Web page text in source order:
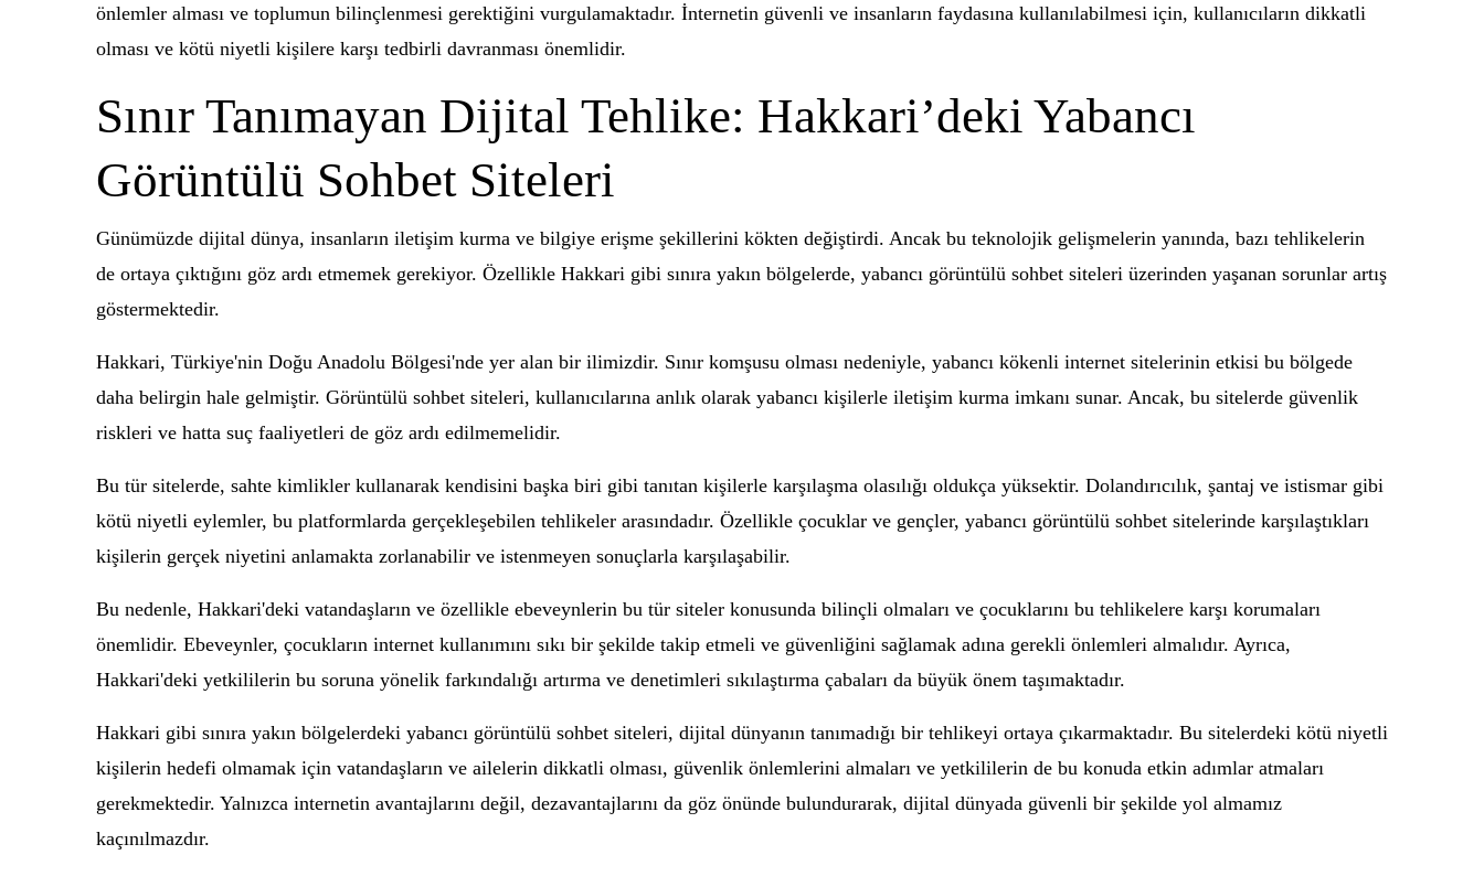
önlemler alması ve toplumun bilinçlenmesi gerektiğini vurgulamaktadır. İnternetin güvenli ve insanların faydasına kullanılabilmesi için, kullanıcıların dikkatli
olması ve kötü niyetli kişilere karşı tedbirli davranması önemlidir.
Sınır Tanımayan Dijital Tehlike: Hakkari’deki Yabancı
Görüntülü Sohbet Siteleri
Günümüzde dijital dünya, insanların iletişim kurma ve bilgiye erişme şekillerini kökten değiştirdi. Ancak bu teknolojik gelişmelerin yanında, bazı tehlikelerin
de ortaya çıktığını göz ardı etmemek gerekiyor. Özellikle Hakkari gibi sınıra yakın bölgelerde, yabancı görüntülü sohbet siteleri üzerinden yaşanan sorunlar artış
göstermektedir.
Hakkari, Türkiye'nin Doğu Anadolu Bölgesi'nde yer alan bir ilimizdir. Sınır komşusu olması nedeniyle, yabancı kökenli internet sitelerinin etkisi bu bölgede
daha belirgin hale gelmiştir. Görüntülü sohbet siteleri, kullanıcılarına anlık olarak yabancı kişilerle iletişim kurma imkanı sunar. Ancak, bu sitelerde güvenlik
riskleri ve hatta suç faaliyetleri de göz ardı edilmemelidir.
Bu tür sitelerde, sahte kimlikler kullanarak kendisini başka biri gibi tanıtan kişilerle karşılaşma olasılığı oldukça yüksektir. Dolandırıcılık, şantaj ve istismar gibi
kötü niyetli eylemler, bu platformlarda gerçekleşebilen tehlikeler arasındadır. Özellikle çocuklar ve gençler, yabancı görüntülü sohbet sitelerinde karşılaştıkları
kişilerin gerçek niyetini anlamakta zorlanabilir ve istenmeyen sonuçlarla karşılaşabilir.
Bu nedenle, Hakkari'deki vatandaşların ve özellikle ebeveynlerin bu tür siteler konusunda bilinçli olmaları ve çocuklarını bu tehlikelere karşı korumaları
önemlidir. Ebeveynler, çocukların internet kullanımını sıkı bir şekilde takip etmeli ve güvenliğini sağlamak adına gerekli önlemleri almalıdır. Ayrıca,
Hakkari'deki yetkililerin bu soruna yönelik farkındalığı artırma ve denetimleri sıkılaştırma çabaları da büyük önem taşımaktadır.
Hakkari gibi sınıra yakın bölgelerdeki yabancı görüntülü sohbet siteleri, dijital dünyanın tanımadığı bir tehlikeyi ortaya çıkarmaktadır. Bu sitelerdeki kötü niyetli
kişilerin hedefi olmamak için vatandaşların ve ailelerin dikkatli olması, güvenlik önlemlerini almaları ve yetkililerin de bu konuda etkin adımlar atmaları
gerekmektedir. Yalnızca internetin avantajlarını değil, dezavantajlarını da göz önünde bulundurarak, dijital dünyada güvenli bir şekilde yol almamız
kaçınılmazdır.